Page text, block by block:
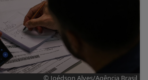
© Joédson Alves/Agência Brasil